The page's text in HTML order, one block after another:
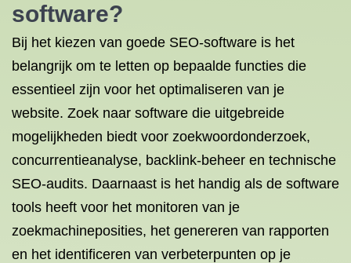
software?
Bij het kiezen van goede SEO-software is het
belangrijk om te letten op bepaalde functies die
essentieel zijn voor het optimaliseren van je
website. Zoek naar software die uitgebreide
mogelijkheden biedt voor zoekwoordonderzoek,
concurrentieanalyse, backlink-beheer en technische
SEO-audits. Daarnaast is het handig als de software
tools heeft voor het monitoren van je
zoekmachineposities, het genereren van rapporten
en het identificeren van verbeterpunten op je